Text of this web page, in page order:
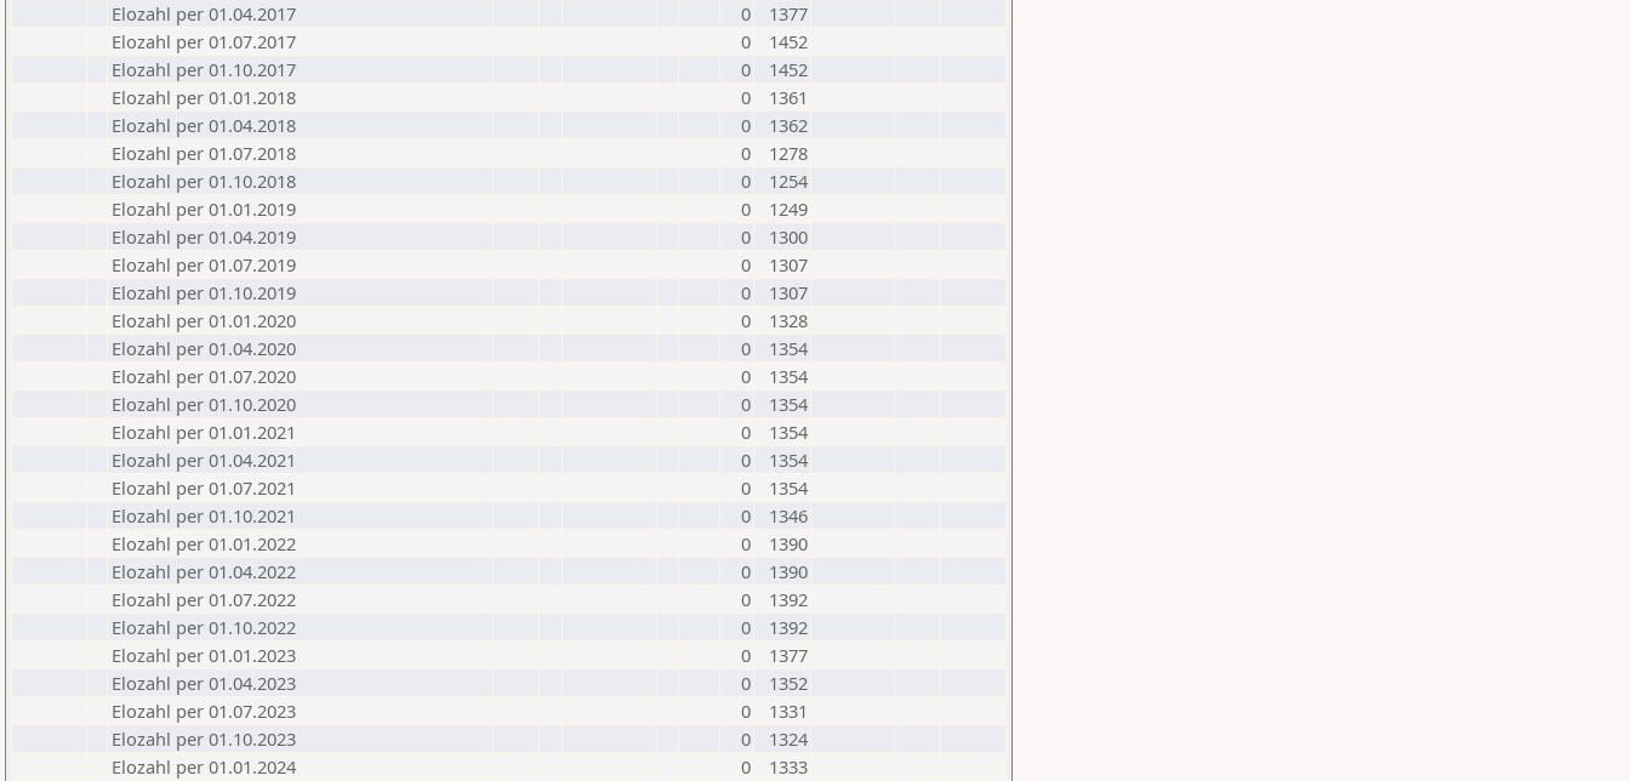
Elozahl per 01.04.2017
0
1377
Elozahl per 01.07.2017
0
1452
Elozahl per 01.10.2017
0
1452
Elozahl per 01.01.2018
0
1361
Elozahl per 01.04.2018
0
1362
Elozahl per 01.07.2018
0
1278
Elozahl per 01.10.2018
0
1254
Elozahl per 01.01.2019
0
1249
Elozahl per 01.04.2019
0
1300
Elozahl per 01.07.2019
0
1307
Elozahl per 01.10.2019
0
1307
Elozahl per 01.01.2020
0
1328
Elozahl per 01.04.2020
0
1354
Elozahl per 01.07.2020
0
1354
Elozahl per 01.10.2020
0
1354
Elozahl per 01.01.2021
0
1354
Elozahl per 01.04.2021
0
1354
Elozahl per 01.07.2021
0
1354
Elozahl per 01.10.2021
0
1346
Elozahl per 01.01.2022
0
1390
Elozahl per 01.04.2022
0
1390
Elozahl per 01.07.2022
0
1392
Elozahl per 01.10.2022
0
1392
Elozahl per 01.01.2023
0
1377
Elozahl per 01.04.2023
0
1352
Elozahl per 01.07.2023
0
1331
Elozahl per 01.10.2023
0
1324
Elozahl per 01.01.2024
0
1333